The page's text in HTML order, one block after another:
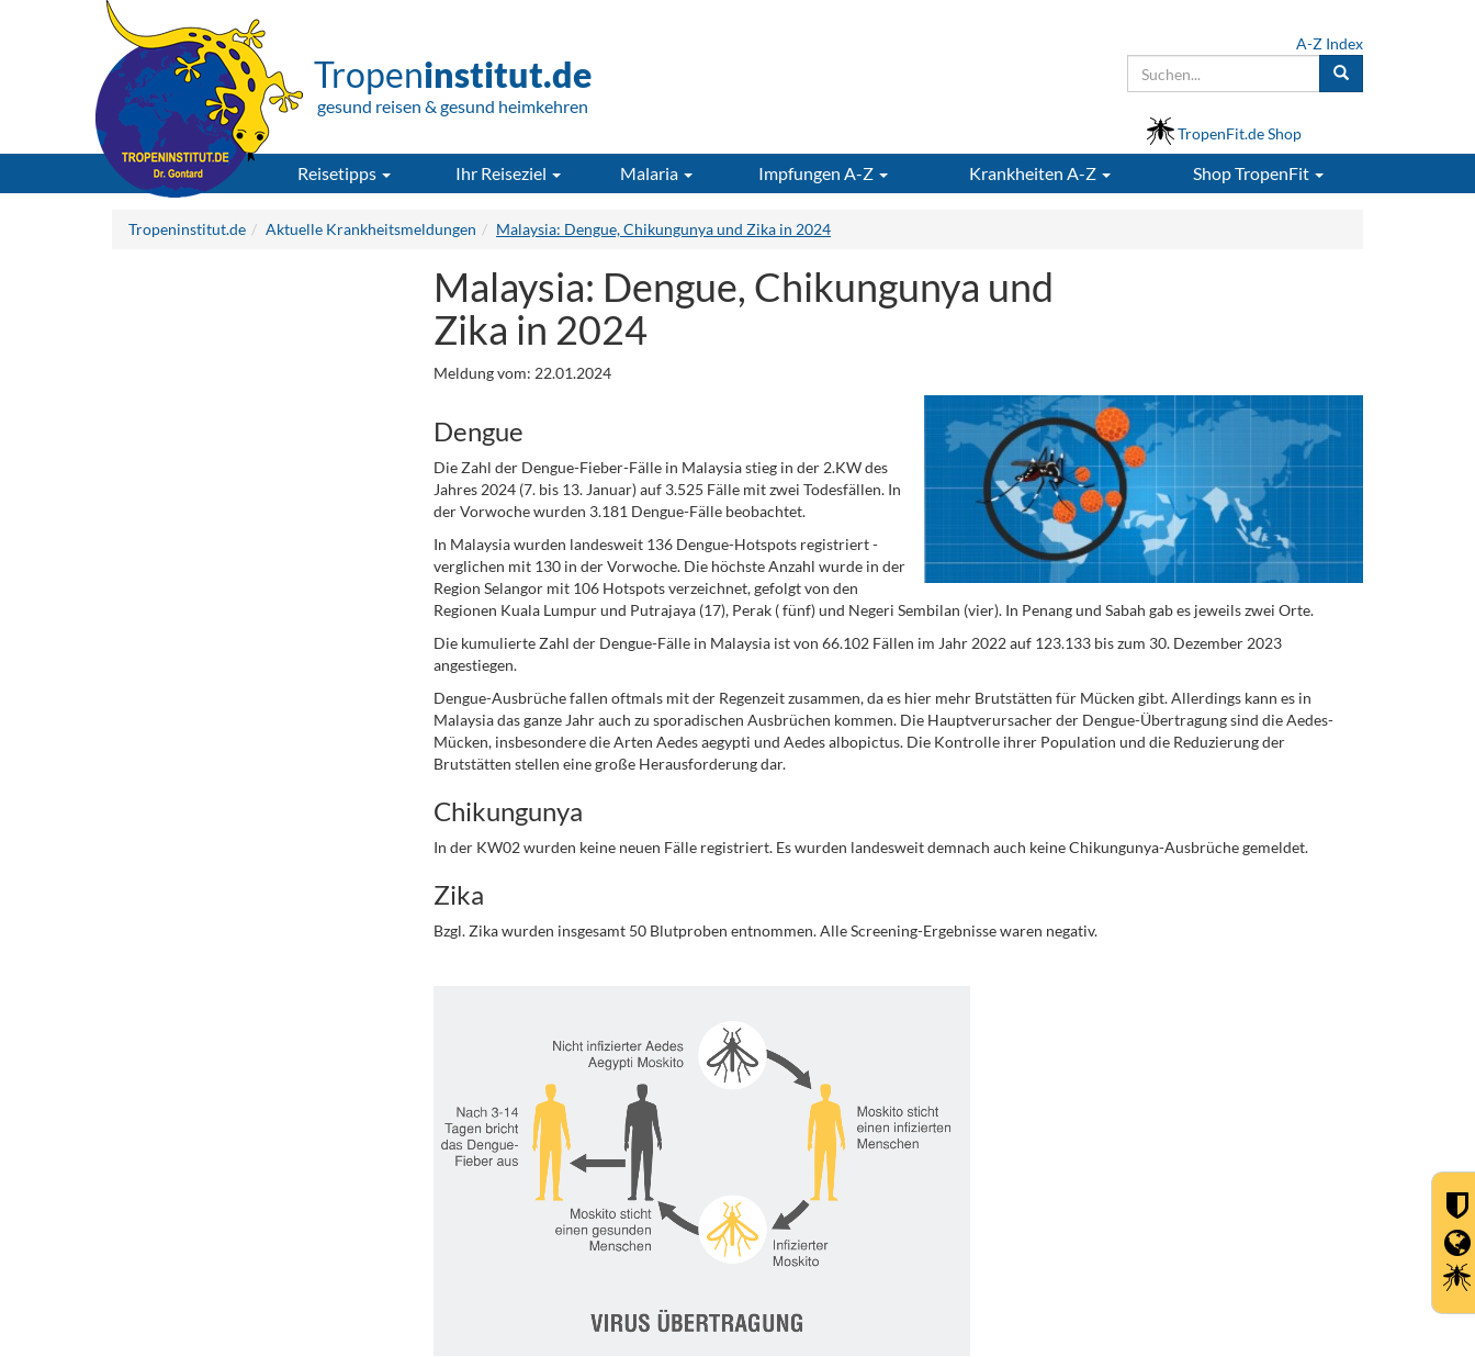
Tropeninstitut.de
gesund reisen & gesund heimkehren
A-Z Index
TropenFit.de Shop
Reisetipps Ihr Reiseziel Malaria Impfungen A-Z Krankheiten A-Z ShopTropenFit
Tropeninstitut.de Aktuelle Krankheitsmeldungen Malaysia: Dengue, Chikungunya und Zika in 2024
Malaysia: Dengue, Chikungunya und
Zika in 2024
Meldung vom: 22.01.2024
Dengue
Die Zahl der Dengue-Fieber-Fälle in Malaysia stieg in der 2.KW des
Jahres 2024 (7. bis 13. Januar) auf 3.525 Fälle mit zwei Todesfällen. In
der Vorwoche wurden 3.181 Dengue-Fälle beobachtet.
In Malaysia wurden landesweit 136 Dengue-Hotspots registriert -
verglichen mit 130 in der Vorwoche. Die höchste Anzahl wurde in der
Region Selangor mit 106 Hotspots verzeichnet, gefolgt von den
Regionen Kuala Lumpur und Putrajaya (17), Perak ( fünf) und Negeri Sembilan (vier). In Penang und Sabah gab es jeweils zwei Orte.
Die kumulierte Zahl der Dengue-Fälle in Malaysia ist von 66.102 Fällen im Jahr 2022 auf 123.133 bis zum 30. Dezember 2023
angestiegen.
Dengue-Ausbrüche fallen oftmals mit der Regenzeit zusammen, da es hier mehr Brutstätten für Mücken gibt. Allerdings kann es in
Malaysia das ganze Jahr auch zu sporadischen Ausbrüchen kommen. Die Hauptverursacher der Dengue-Übertragung sind die Aedes-
Mücken, insbesondere die Arten Aedes aegypti und Aedes albopictus. Die Kontrolle ihrer Population und die Reduzierung der
Brutstätten stellen eine große Herausforderung dar.
Chikungunya
In der KW02 wurden keine neuen Fälle registriert. Es wurden landesweit demnach auch keine Chikungunya-Ausbrüche gemeldet.
Zika
Bzgl. Zika wurden insgesamt 50 Blutproben entnommen. Alle Screening-Ergebnisse waren negativ.